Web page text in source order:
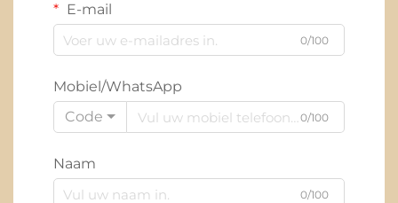
E-mail
0/100
Mobiel/WhatsApp
Code
0/100
Naam
0/100